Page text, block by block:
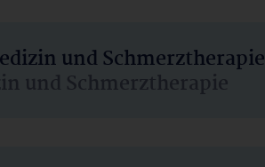
und Schmerztherapie
und Schmerztherapie